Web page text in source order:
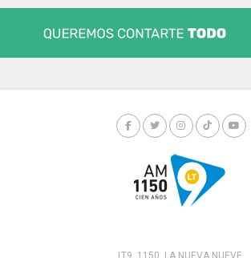
LT9. 1150. LA NUEVA NUEVE